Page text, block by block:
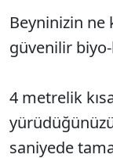
Beyninizin ne
güvenilir
4 metrelik
saniyede